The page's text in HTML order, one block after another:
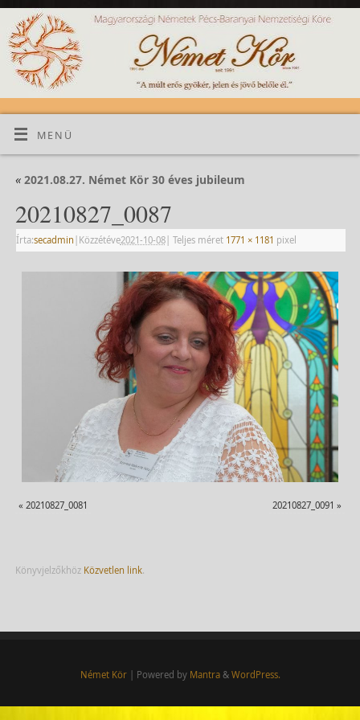
MENÜ
«2021.08.27. Német Kör 30 éves jubileum
20210827_0087
Írta:secadmin | Közzétéve2021-10-08| Teljes méret 1771 × 1181 pixel
« 20210827_0081 20210827_0091 »
Könyvjelzőkhöz Közvetlen link.
Német Kör| Powered by Mantra& WordPress.